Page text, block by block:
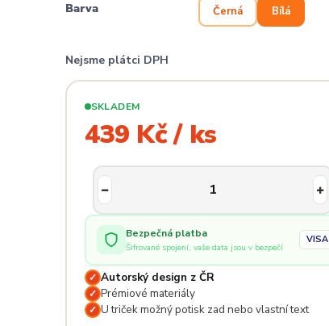
Barva Černá Bílá
Nejsme plátci DPH
SKLADEM
439 Kč / ks
Bezpečná platba
Šifrované spojení, vaše data jsou v bezpečí
VISA
✓ Autorský design z ČR
✓ Prémiové materiály
✓ U triček možný potisk zad nebo vlastní text